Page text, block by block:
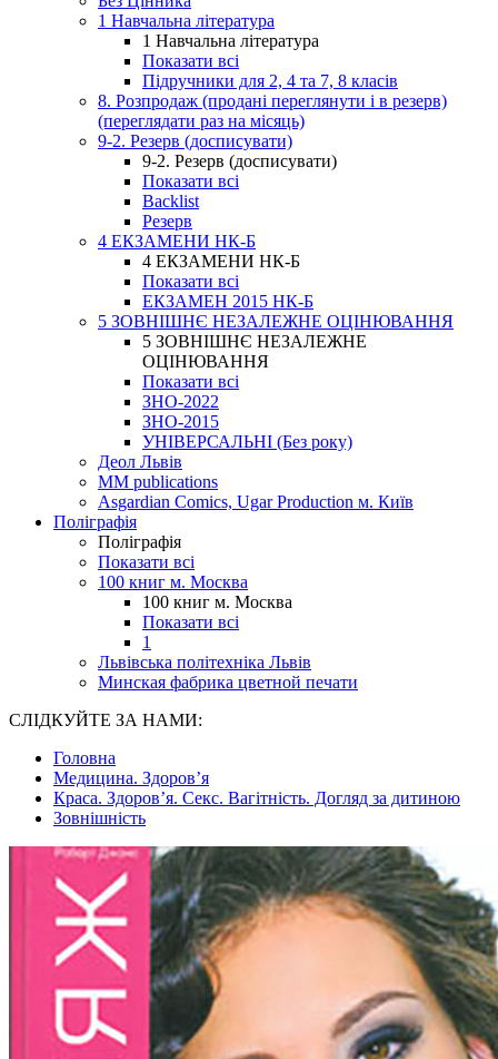
1 Навчальна література
1 Навчальна література
Показати всі
Підручники для 2, 4 та 7, 8 класів
8. Розпродаж (продані переглянути і в резерв)
(переглядати раз на місяць)
9-2. Резерв (досписувати)
9-2. Резерв (досписувати)
Показати всі
Backlist
Резерв
4 ЕКЗАМЕНИ НК-Б
4 ЕКЗАМЕНИ НК-Б
Показати всі
ЕКЗАМЕН 2015 НК-Б
5 ЗОВНІШНЄ НЕЗАЛЕЖНЕ ОЦІНЮВАННЯ
5 ЗОВНІШНЄ НЕЗАЛЕЖНЕ
ОЦІНЮВАННЯ
Показати всі
ЗНО-2022
ЗНО-2015
УНІВЕРСАЛЬНІ (Без року)
Деол Львів
MM publications
Asgardian Comics, Ugar Production м. Київ
Поліграфія
Поліграфія
Показати всі
100 книг м. Москва
100 книг м. Москва
Показати всі
1
Львівська політехніка Львів
Минская фабрика цветной печати
СЛІДКУЙТЕ ЗА НАМИ:
Головна
Медицина. Здоров’я
Краса. Здоров’я. Секс. Вагітність. Догляд за дитиною
Зовнішність